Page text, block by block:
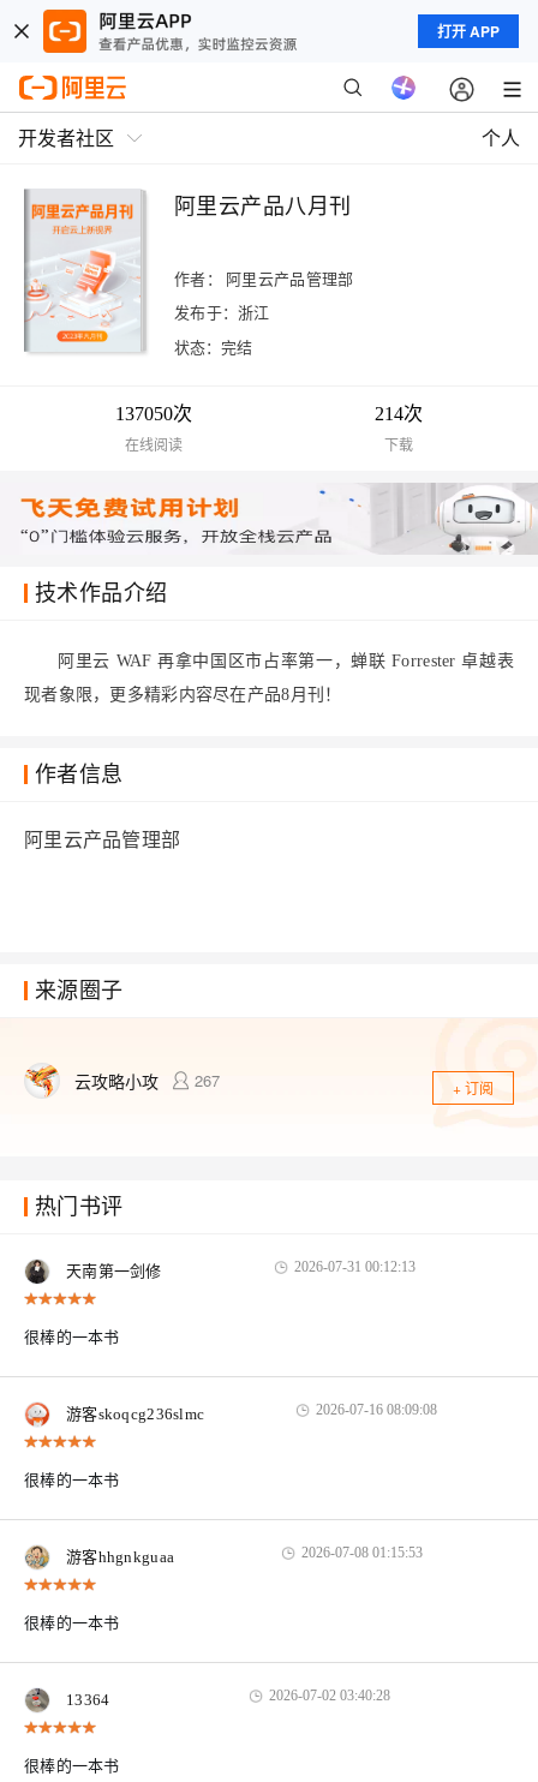
打开 APP
开发者社区 个人
阿里云产品八月刊
作者：
阿里云产品管理部
发布于：浙江
状态：完结
137050次
在线阅读
214次
下载
技术作品介绍
阿里云 WAF 再拿中国区市占率第一，蝉联 Forrester 卓越表
现者象限，更多精彩内容尽在产品8月刊！
作者信息
阿里云产品管理部
来源圈子
云攻略小攻 267 + 订阅
热门书评
天南第一剑修 2026-07-31 00:12:13
很棒的一本书
游客skoqcg236slmc 2026-07-16 08:09:08
很棒的一本书
游客hhgnkguaa 2026-07-08 01:15:53
很棒的一本书
13364 2026-07-02 03:40:28
很棒的一本书